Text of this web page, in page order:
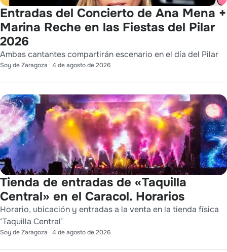
Entradas del Concierto de Ana Mena +
Marina Reche en las Fiestas del Pilar
2026
Ambas cantantes compartirán escenario en el día del Pilar
Soy de Zaragoza · 4 de agosto de 2026
Tienda de entradas de «Taquilla
Central» en el Caracol. Horarios
Horario, ubicación y entradas a la venta en la tienda física
‘Taquilla Central’
Soy de Zaragoza · 4 de agosto de 2026